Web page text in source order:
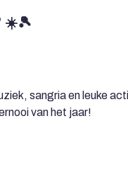
☀️🎾
sangria en leuke
van het jaar!